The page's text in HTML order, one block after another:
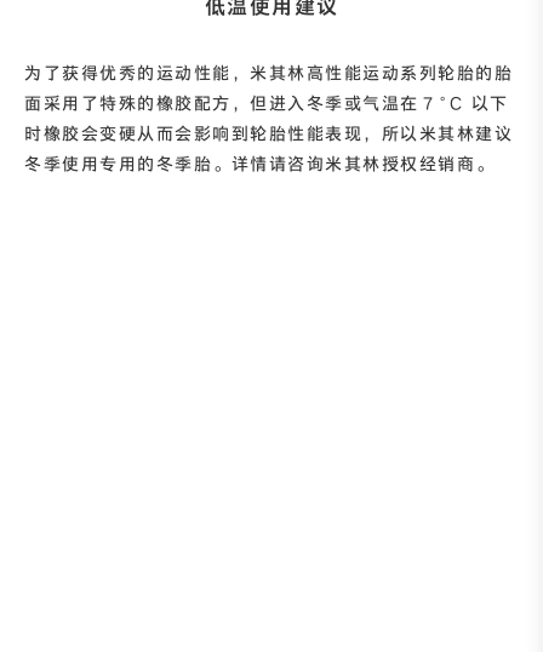
低温使用建议
为了获得优秀的运动性能，米其林高性能运动系列轮胎的胎
面采用了特殊的橡胶配方，但进入冬季或气温在７°C 以下
时橡胶会变硬从而会影响到轮胎性能表现，所以米其林建议
冬季使用专用的冬季胎。详情请咨询米其林授权经销商。